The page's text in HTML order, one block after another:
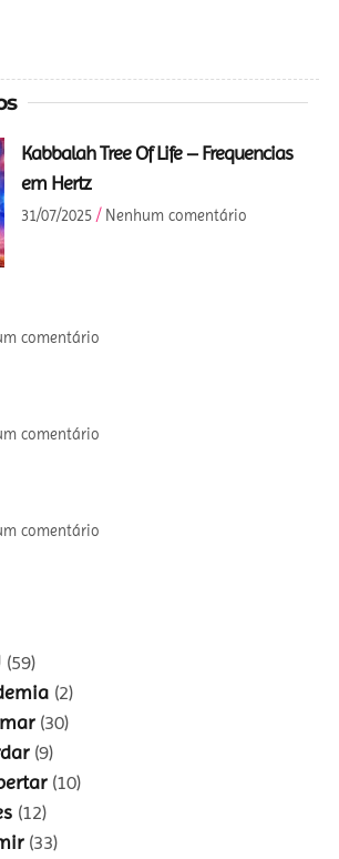
Kabbalah Tree Of Life – Frequencias
em Hertz
31/07/2025 Nenhum comentário
comentário
comentário
comentário
(59)
(2)
(30)
(9)
(10)
(12)
(33)